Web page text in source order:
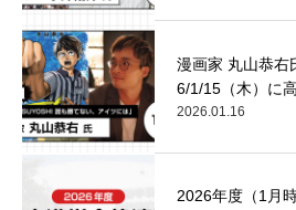
漫画家 丸山恭右
6/1/15（木）に
2026.01.16
2026年度（1月